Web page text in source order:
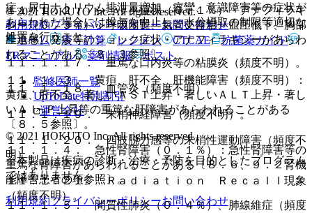
症、尿中ナトリウム排泄量増加、痙攣、意識障害等の症状が
あらわれた場合には投与を中止し、水分摂取の制限等適切な
処置を行うこと。
１１．１．１７． 重篤な口内炎等の粘膜炎（頻度不明）。
１１．１．１８． 血管炎（頻度不明）。
１１．１．１９． 末梢神経障害（頻度不明）。
１１．１．２０． 四肢脱力感等の末梢性運動障害（頻度不
明）。
１１．１．２１． Ｒａｄｉａｔｉｏｎ Ｒｅｃａｌｌ現象
（頻度不明）。
１１．１．２． ショック症状（０．１％）・アナフィラキ
シー（０．３％）：呼吸困難、気管支痙攣、血圧低下、胸部
圧迫感、発疹等のショック症状・アナフィラキシーがあらわ
れることがある〔８．３参照〕。
１１．１．３． 黄疸、肝不全、肝機能障害（頻度不明）：
黄疸、肝不全、著しいＡＳＴ上昇・著しいＡＬＴ上昇・著し
いＡｌ−Ｐ上昇等の重篤な肝障害があらわれることがある
〔８．５参照〕。
１１．１．４． 急性腎障害（０．１％）：急性腎障害等の
重篤な腎障害があらわれることがある〔８．６、９．２腎機
能障害患者の項参照〕。
１１．１．５． 間質性肺炎（０．４％）、肺線維症（頻度
© 2021 HOKUTO Inc. All rights reserved.
利用規約プライバシーポリシーお問い合わせ
ホーム
表・計算 レジメン CTCAE
抗菌薬ガイド
ERマニュアル
薬剤情報 ポスト
監修医師一覧
UpToDate特別割引
運営会社
© 2021 HOKUTO Inc. All rights reserved.
※本製品は疾病の診断・治療・予防を目的としたプログラム
ではありません。
利用規約プライバシーポリシーお問い合わせ